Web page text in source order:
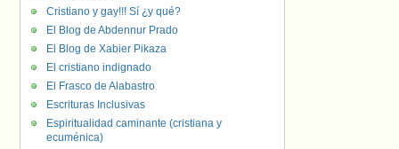
Cristiano y gay!!! Sí ¿y qué?
El Blog de Abdennur Prado
El Blog de Xabier Pikaza
El cristiano indignado
El Frasco de Alabastro
Escrituras Inclusivas
Espiritualidad caminante (cristiana y
ecuménica)